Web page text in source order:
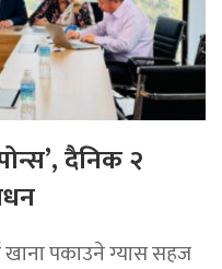
दैनिक २
खाना पकाउने ग्यास सहज